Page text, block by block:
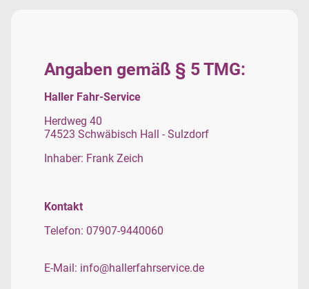
Angaben gemäß § 5 TMG:
Haller Fahr-Service
Herdweg 40
74523 Schwäbisch Hall - Sulzdorf
Inhaber: Frank Zeich
Kontakt
Telefon: 07907-9440060
E-Mail: info@hallerfahrservice.de